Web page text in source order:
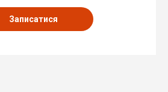
Записатися